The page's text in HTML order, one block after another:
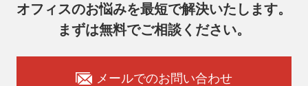
7. 個人情報を提供されることの任意性
お客様がご自身の個人情報を弊社に提供されるか否かはお客
は、適切なサービスをご提供できない場合がありますのでご
オフィスのお悩みを最短で解決いたします。
まずは無料でご相談ください。
メールでのお問い合わせ